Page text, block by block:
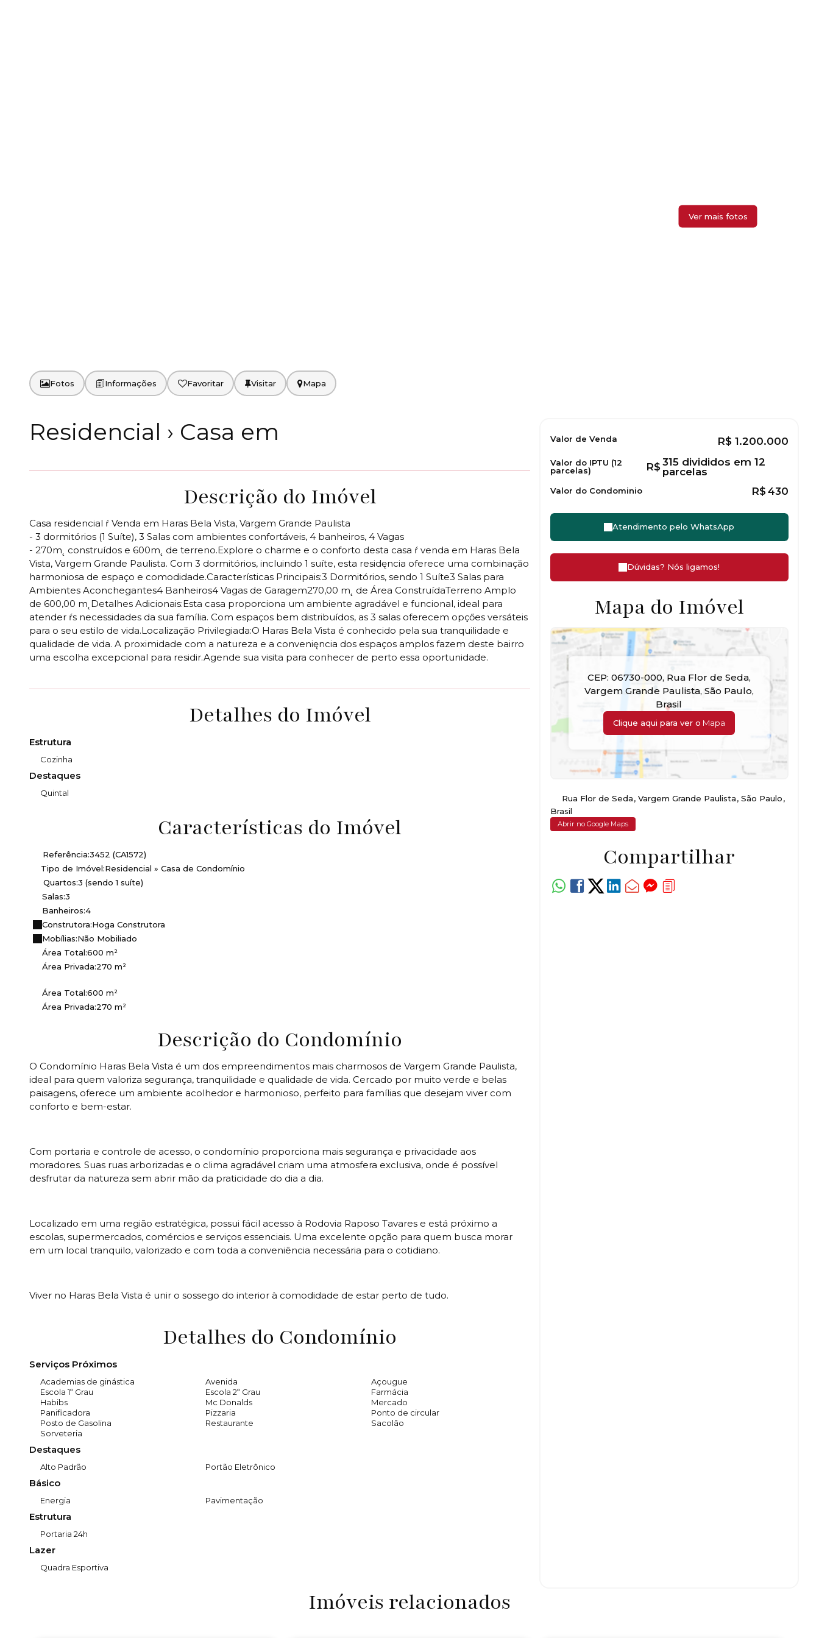
Fotos Favoritar Mapa
Residencial › Casa em
Descrição do Imóvel
Casa residencial ŕ Venda em Haras Bela Vista, Vargem Grande Paulista
- 3 dormitórios (1 Suíte), 3 Salas com ambientes confortáveis, 4 banheiros, 4 Vagas
- 270m˛ construídos e 600m˛ de terreno.Explore o charme e o conforto desta casa ŕ venda em Haras Bela
Vista, Vargem Grande Paulista. Com 3 dormitórios, incluindo 1 suíte, esta residęncia oferece uma combinaçăo
harmoniosa de espaço e comodidade.Características Principais:3 Dormitórios, sendo 1 Suíte3 Salas para
Ambientes Aconchegantes4 Banheiros4 Vagas de Garagem270,00 m˛ de Área ConstruídaTerreno Amplo
de 600,00 m˛Detalhes Adicionais:Esta casa proporciona um ambiente agradável e funcional, ideal para
atender ŕs necessidades da sua família. Com espaços bem distribuídos, as 3 salas oferecem opçőes versáteis
para o seu estilo de vida.Localizaçăo Privilegiada:O Haras Bela Vista é conhecido pela sua tranquilidade e
qualidade de vida. A proximidade com a natureza e a convenięncia dos espaços amplos fazem deste bairro
uma escolha excepcional para residir.Agende sua visita para conhecer de perto essa oportunidade.
Detalhes do Imóvel
Estrutura
Cozinha
Destaques
Quintal
Características do Imóvel
Referência:3452 (CA1572)
Tipo de Imóvel:Residencial » Casa de Condomínio
Quartos:3 (sendo 1 suíte)
Salas:3
Banheiros:4
Construtora:Hoga Construtora
Mobílias:Não Mobiliado
Área Total:600 m²
Área Privada:270 m²
Área Total:600 m²
Área Privada:270 m²
Descrição do Condomínio
O Condomínio Haras Bela Vista é um dos empreendimentos mais charmosos de Vargem Grande Paulista,
ideal para quem valoriza segurança, tranquilidade e qualidade de vida. Cercado por muito verde e belas
paisagens, oferece um ambiente acolhedor e harmonioso, perfeito para famílias que desejam viver com
conforto e bem-estar.
Com portaria e controle de acesso, o condomínio proporciona mais segurança e privacidade aos
moradores. Suas ruas arborizadas e o clima agradável criam uma atmosfera exclusiva, onde é possível
desfrutar da natureza sem abrir mão da praticidade do dia a dia.
Localizado em uma região estratégica, possui fácil acesso à Rodovia Raposo Tavares e está próximo a
escolas, supermercados, comércios e serviços essenciais. Uma excelente opção para quem busca morar
em um local tranquilo, valorizado e com toda a conveniência necessária para o cotidiano.
Viver no Haras Bela Vista é unir o sossego do interior à comodidade de estar perto de tudo.
Detalhes do Condomínio
Serviços Próximos
Academias de ginástica Avenida
Açougue
Escola 1º Grau
Escola 2º Grau
Farmácia
Habibs
Mc Donalds
Mercado
Panificadora
Pizzaria
Ponto de circular
Posto de Gasolina
Restaurante
Sacolão
Sorveteria
Destaques
Alto Padrão Portão Eletrônico
Básico
Energia Pavimentação
Estrutura
Portaria 24h
Lazer
Quadra Esportiva
R$ 1.200.000
Valor de Venda
Valor do IPTU (12
parcelas)
R$ 315 divididos em 12
parcelas
Valor do Condominio R$ 430
Atendimento pelo WhatsApp
Dúvidas? Nós ligamos!
Mapa do Imóvel
CEP: 06730-000, Rua Flor de Seda,
Vargem Grande Paulista, São Paulo,
Brasil
Clique aqui para ver o Mapa
Rua Flor de Seda, Vargem Grande Paulista, São Paulo,
Brasil
Abrir no Google Maps
Compartilhar
Imóveis relacionados